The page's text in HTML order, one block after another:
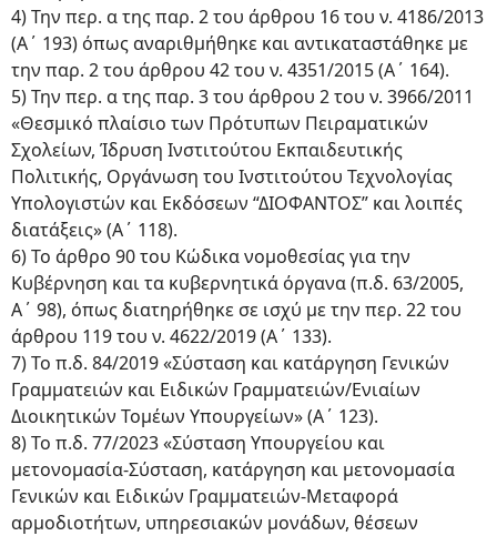
4) Την περ. α της παρ. 2 του άρθρου 16 του ν. 4186/2013
(Α΄ 193) όπως αναριθμήθηκε και αντικαταστάθηκε με
την παρ. 2 του άρθρου 42 του ν. 4351/2015 (Α΄ 164).
5) Την περ. α της παρ. 3 του άρθρου 2 του ν. 3966/2011
«Θεσμικό πλαίσιο των Πρότυπων Πειραματικών
Σχολείων, Ίδρυση Ινστιτούτου Εκπαιδευτικής
Πολιτικής, Οργάνωση του Ινστιτούτου Τεχνολογίας
Υπολογιστών και Εκδόσεων “ΔΙΟΦΑΝΤΟΣ” και λοιπές
διατάξεις» (Α΄ 118).
6) Το άρθρο 90 του Κώδικα νομοθεσίας για την
Κυβέρνηση και τα κυβερνητικά όργανα (π.δ. 63/2005,
Α΄ 98), όπως διατηρήθηκε σε ισχύ με την περ. 22 του
άρθρου 119 του ν. 4622/2019 (Α΄ 133).
7) Το π.δ. 84/2019 «Σύσταση και κατάργηση Γενικών
Γραμματειών και Ειδικών Γραμματειών/Ενιαίων
Διοικητικών Τομέων Υπουργείων» (Α΄ 123).
8) Το π.δ. 77/2023 «Σύσταση Υπουργείου και
μετονομασία-Σύσταση, κατάργηση και μετονομασία
Γενικών και Ειδικών Γραμματειών-Μεταφορά
αρμοδιοτήτων, υπηρεσιακών μονάδων, θέσεων